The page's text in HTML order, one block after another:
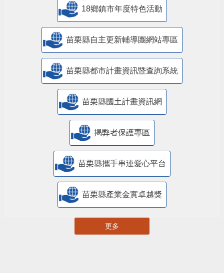
18鄉鎮市年度特色活動
苗栗縣自主更新輔導團網站專區
苗栗縣都市計畫資訊暨查詢系統
苗栗縣國土計畫資訊網
揭弊者保護專區
苗栗縣攜手串連愛心平台
苗栗縣產業金實卓越獎
更多